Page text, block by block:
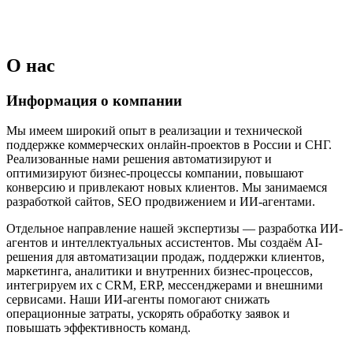
О нас
Информация о компании
Мы имеем широкий опыт в реализации и технической
поддержке коммерческих онлайн-проектов в России и СНГ.
Реализованные нами решения автоматизируют и
оптимизируют бизнес-процессы компании, повышают
конверсию и привлекают новых клиентов. Мы занимаемся
разработкой сайтов, SEO продвижением и ИИ-агентами.
Отдельное направление нашей экспертизы — разработка ИИ-
агентов и интеллектуальных ассистентов. Мы создаём AI-
решения для автоматизации продаж, поддержки клиентов,
маркетинга, аналитики и внутренних бизнес-процессов,
интегрируем их с CRM, ERP, мессенджерами и внешними
сервисами. Наши ИИ-агенты помогают снижать
операционные затраты, ускорять обработку заявок и
повышать эффективность команд.